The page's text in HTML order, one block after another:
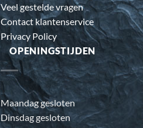
Veel gestelde vragen
Contact klantenservice
Privacy Policy
OPENINGSTIJDEN
Maandag gesloten
Dinsdag gesloten